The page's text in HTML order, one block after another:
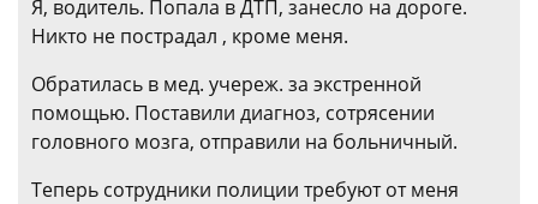
Я, водитель. Попала в ДТП, занесло на дороге.
Никто не пострадал , кроме меня.
Обратилась в мед. учереж. за экстренной
помощью. Поставили диагноз, сотрясении
головного мозга, отправили на больничный.
Теперь сотрудники полиции требуют от меня